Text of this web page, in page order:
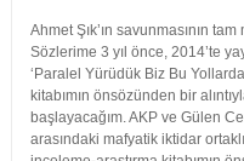
Ahmet Şık’ın savunmasının tam
Sözlerime 3 yıl önce, 2014’te
‘Paralel Yürüdük Biz Bu
kitabımın önsözünden bir
başlayacağım. AKP ve Gülen
arasındaki mafyatik iktidar